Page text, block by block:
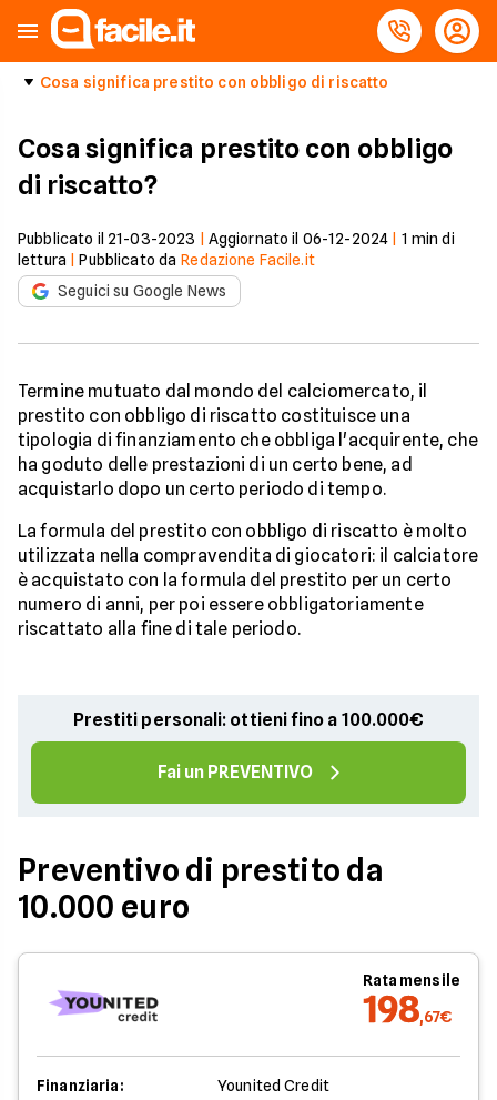
Cosa significa prestito con obbligo di riscatto
Cosa significa prestito con obbligo
di riscatto?
Pubblicato il 21-03-2023 Aggiornato il 06-12-2024 1 min di
lettura |Pubblicato da Redazione Facile.it
Seguici su Google News
Termine mutuato dal mondo del calciomercato, il
prestito con obbligo di riscatto costituisce una
tipologia di finanziamento che obbliga l'acquirente, che
ha goduto delle prestazioni di un certo bene, ad
acquistarlo dopo un certo periodo di tempo.
La formula del prestito con obbligo di riscatto è molto
utilizzata nella compravendita di giocatori: il calciatore
è acquistato con la formula del prestito per un certo
numero di anni, per poi essere obbligatoriamente
riscattato alla fine di tale periodo.
Prestiti personali: ottieni fino a 100.000€
Fai un PREVENTIVO
Preventivo di prestito da
10.000 euro
Rata mensile
198,67€
Finanziaria:
Younited Credit